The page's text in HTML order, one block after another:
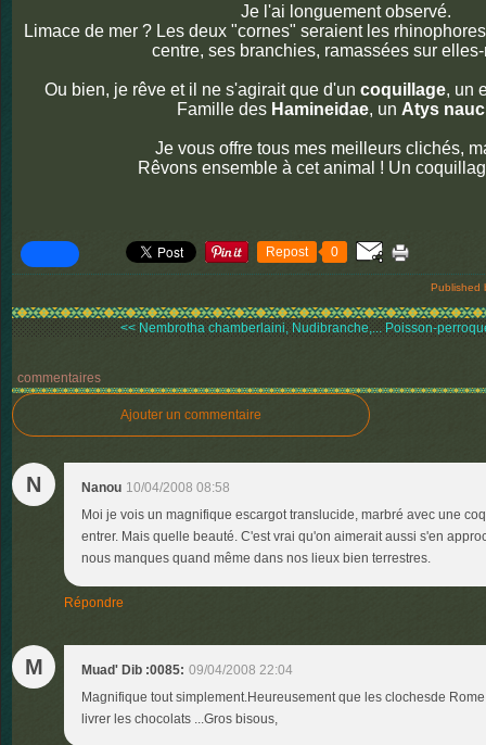
Je l'ai longuement observé.
Limace de mer ? Les deux "cornes" seraient les
centre, ses branchies, ramassées sur
Ou bien, je rêve et il ne s'agirait que d'un coquillage, un
Famille des Hamineidae, un Atys
Je vous offre tous mes meilleurs clichés,
Rêvons ensemble à cet animal ! Un
Repost 0
Published
<< Nembrotha chamberlaini, Nudibranche,... Poisson-
commentaires
Ajouter un commentaire
N Nanou 10/04/2008 08:58
Moi je vois un magnifique escargot translucide, marbré avec une
entrer. Mais quelle beauté. C'est vrai qu'on aimerait aussi s'en
nous manques quand même dans nos lieux bien terrestres.
Répondre
M Muad' Dib :0085: 09/04/2008 22:04
Magnifique tout simplement.Heureusement que les clochesde
livrer les chocolats ...Gros bisous,